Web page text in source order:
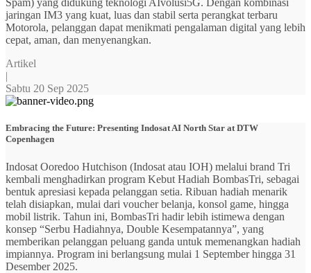
Spam) yang didukung teknologi AIvolusi5G. Dengan kombinasi
jaringan IM3 yang kuat, luas dan stabil serta perangkat terbaru
Motorola, pelanggan dapat menikmati pengalaman digital yang lebih
cepat, aman, dan menyenangkan.
Artikel
|
Sabtu 20 Sep 2025
Embracing the Future: Presenting Indosat AI North Star at DTW
Copenhagen
Indosat Ooredoo Hutchison (Indosat atau IOH) melalui brand Tri
kembali menghadirkan program Kebut Hadiah BombasTri, sebagai
bentuk apresiasi kepada pelanggan setia. Ribuan hadiah menarik
telah disiapkan, mulai dari voucher belanja, konsol game, hingga
mobil listrik. Tahun ini, BombasTri hadir lebih istimewa dengan
konsep “Serbu Hadiahnya, Double Kesempatannya”, yang
memberikan pelanggan peluang ganda untuk memenangkan hadiah
impiannya. Program ini berlangsung mulai 1 September hingga 31
Desember 2025.